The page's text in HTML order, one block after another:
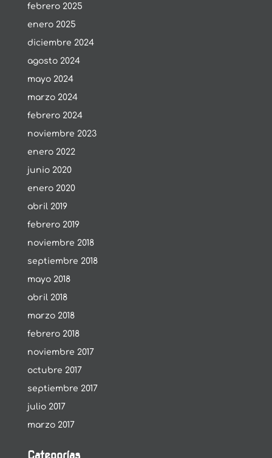
febrero 2025
enero 2025
diciembre 2024
agosto 2024
mayo 2024
marzo 2024
febrero 2024
noviembre 2023
enero 2022
junio 2020
enero 2020
abril 2019
febrero 2019
noviembre 2018
septiembre 2018
mayo 2018
abril 2018
marzo 2018
febrero 2018
noviembre 2017
octubre 2017
septiembre 2017
julio 2017
marzo 2017
Categorías